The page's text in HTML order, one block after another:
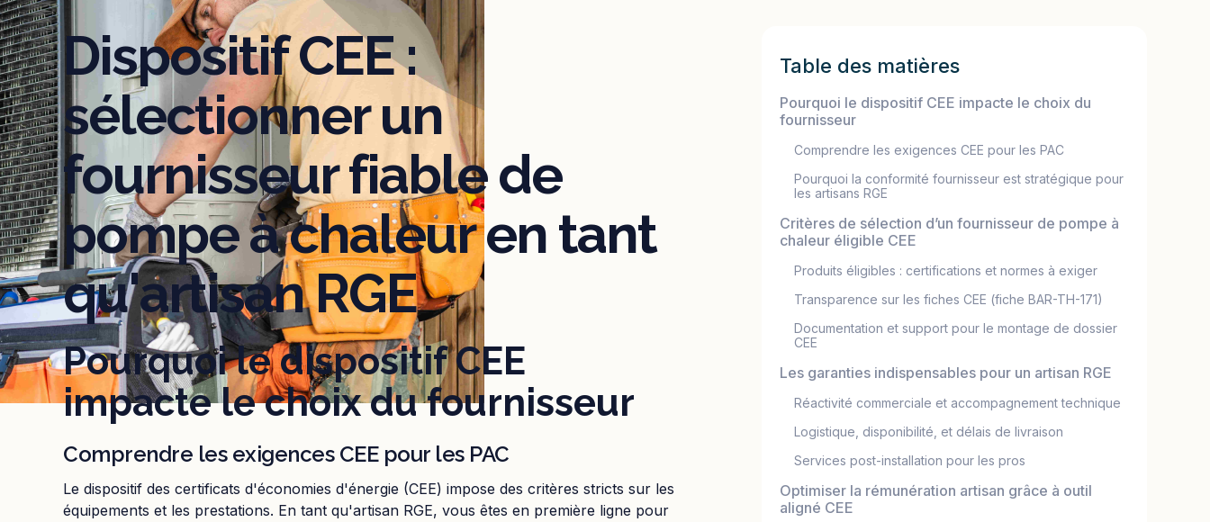
Dispositif CEE :
sélectionner un
fournisseur fiable de
pompe à chaleur en tant
qu'artisan RGE
Pourquoi le dispositif CEE
impacte le choix du fournisseur
Comprendre les exigences CEE pour les PAC
Le dispositif des certificats d'économies d'énergie (CEE) impose des critères stricts sur les
équipements et les prestations. En tant qu'artisan RGE, vous êtes en première ligne pour
Table des matières
Pourquoi le dispositif CEE impacte le choix du
fournisseur
Comprendre les exigences CEE pour les PAC
Pourquoi la conformité fournisseur est stratégique pour
les artisans RGE
Critères de sélection d’un fournisseur de pompe à
chaleur éligible CEE
Produits éligibles : certifications et normes à exiger
Transparence sur les fiches CEE (fiche BAR-TH-171)
Documentation et support pour le montage de dossier
CEE
Les garanties indispensables pour un artisan RGE
Réactivité commerciale et accompagnement technique
Logistique, disponibilité, et délais de livraison
Services post-installation pour les pros
Optimiser la rémunération artisan grâce à outil
aligné CEE